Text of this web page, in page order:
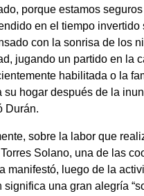
porque estamos
en el tiempo invertido
con la sonrisa de los
jugando un partido en la
habilitada o la
su hogar después de la
Durán.
sobre la labor que
Solano, una de las
manifestó, luego de la
significa una gran alegría